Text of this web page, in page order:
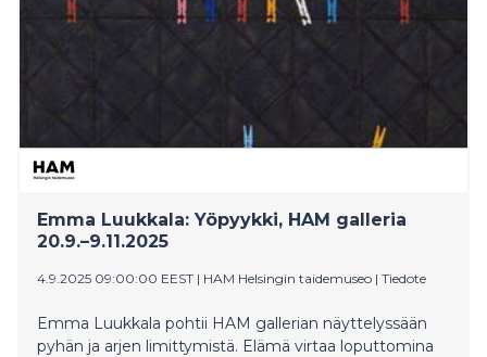
Emma Luukkala: Yöpyykki, HAM galleria
20.9.–9.11.2025
4.9.2025 09:00:00 EEST | HAM Helsingin taidemuseo | Tiedote
Emma Luukkala pohtii HAM gallerian näyttelyssään
pyhän ja arjen limittymistä. Elämä virtaa loputtomina